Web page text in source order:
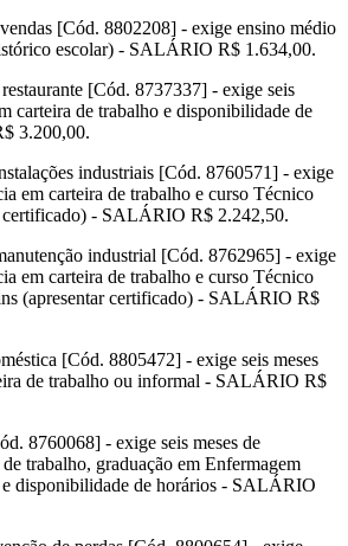
[Cód. 8802208] - exige ensino médio
escolar) - SALÁRIO R$ 1.634,00.
[Cód. 8737337] - exige seis
carteira de trabalho e disponibilidade de
3.200,00.
industriais [Cód. 8760571] - exige
em carteira de trabalho e curso Técnico
certificado) - SALÁRIO R$ 2.242,50.
industrial [Cód. 8762965] - exige
em carteira de trabalho e curso Técnico
(apresentar certificado) - SALÁRIO R$
[Cód. 8805472] - exige seis meses
de trabalho ou informal - SALÁRIO R$
8760068] - exige seis meses de
trabalho, graduação em Enfermagem
e disponibilidade de horários - SALÁRIO